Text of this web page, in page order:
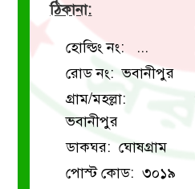
ঠিকানা:
হোল্ডিং নং: ...
রোড নং: ভবানীপুর
গ্রাম/মহল্লা:
ভবানীপুর
ডাকঘর: ঘোষগ্রাম
পোস্ট কোড: ৩০১৯